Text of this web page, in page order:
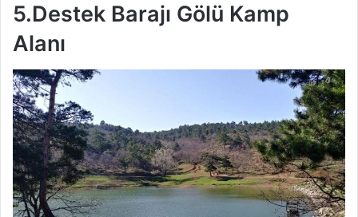
5.Destek Barajı Gölü Kamp
Alanı